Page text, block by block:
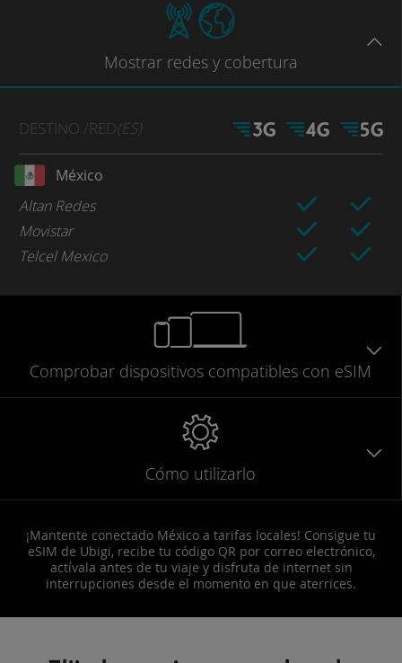
Mostrar redes y cobertura
DESTINO /RED(ES)
México
Altan Redes
Movistar
Telcel Mexico
Comprobar dispositivos compatibles con eSIM
Cómo utilizarlo
¡Mantente conectado México a tarifas locales! Consigue tu
eSIM de Ubigi, recibe tu código QR por correo electrónico,
actívala antes de tu viaje y disfruta de internet sin
interrupciones desde el momento en que aterrices.